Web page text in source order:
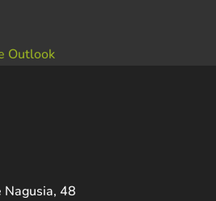
Outlook
Nagusia, 48